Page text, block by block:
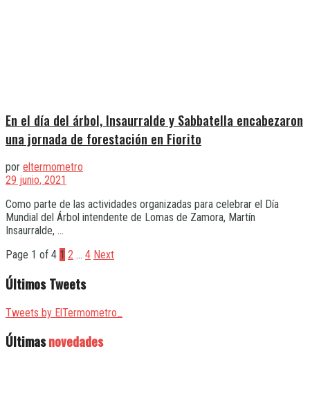
En el día del árbol, Insaurralde y Sabbatella encabezaron
una jornada de forestación en Fiorito
por eltermometro
29 junio, 2021
Como parte de las actividades organizadas para celebrar el Día
Mundial del Árbol intendente de Lomas de Zamora, Martín
Insaurralde, ...
Page 1 of 4 1 2 … 4 Next
Últimos Tweets
Tweets by ElTermometro_
Últimasnovedades